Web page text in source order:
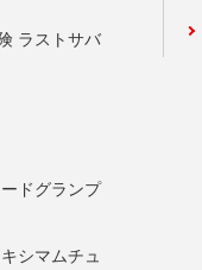
ラストサバ
ドグランプ
シマムチュ